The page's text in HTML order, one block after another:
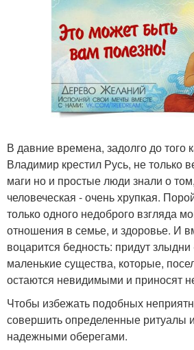
В давние времена, задолго до того
Владимир крестил Русь, не только
маги но и простые люди знали о
человеческая - очень хрупкая.
только одного недоброго взгляда
отношения в семье, и здоровье. И
воцарится бедность: придут
маленькие существа, которые,
остаются невидимыми и приносят
Чтобы избежать подобных
совершить определенные ритуалы
надежными оберегами.